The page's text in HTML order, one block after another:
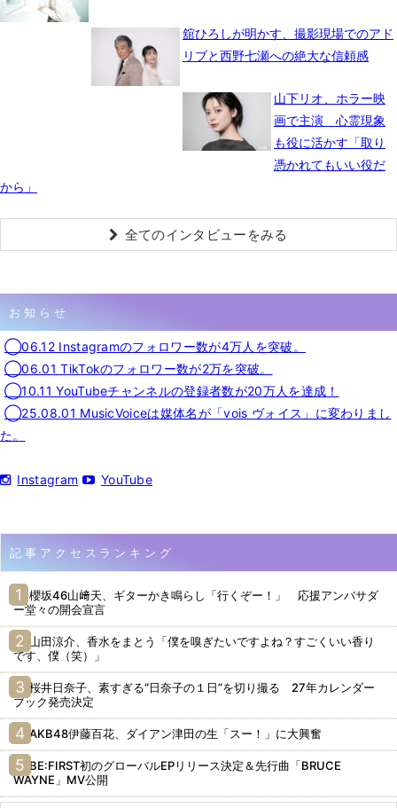
舘ひろしが明かす、撮影現場でのアド
リブと西野七瀬への絶大な信頼感
山下リオ、ホラー映
画で主演 心霊現象
も役に活かす「取り
憑かれてもいい役だ
から」
全てのインタビューをみる
お知らせ
◯06.12 Instagramのフォロワー数が4万人を突破。
◯06.01 TikTokのフォロワー数が2万を突破。
◯10.11 YouTubeチャンネルの登録者数が20万人を達成！
◯25.08.01 MusicVoiceは媒体名が「vois ヴォイス」に変わりまし
た。
Instagram YouTube
記事アクセスランキング
櫻坂46山﨑天、ギターかき鳴らし「行くぞー！」 応援アンバサダ
ー堂々の開会宣言
山田涼介、香水をまとう「僕を嗅ぎたいですよね？すごくいい香り
です、僕（笑）」
桜井日奈子、素すぎる“日奈子の１日”を切り撮る 27年カレンダー
ブック発売決定
AKB48伊藤百花、ダイアン津田の生「スー！」に大興奮
BE:FIRST初のグローバルEPリリース決定＆先行曲「BRUCE
WAYNE」MV公開